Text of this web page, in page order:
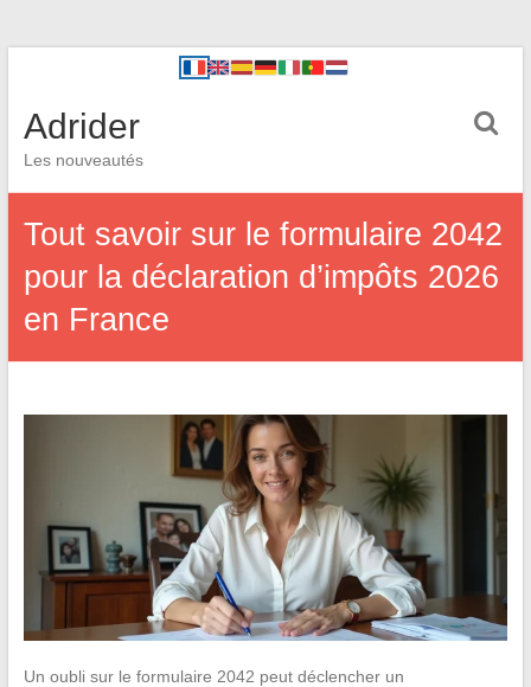
Adrider
Les nouveautés
Tout savoir sur le formulaire 2042
pour la déclaration d’impôts 2026
en France
Un oubli sur le formulaire 2042 peut déclencher un